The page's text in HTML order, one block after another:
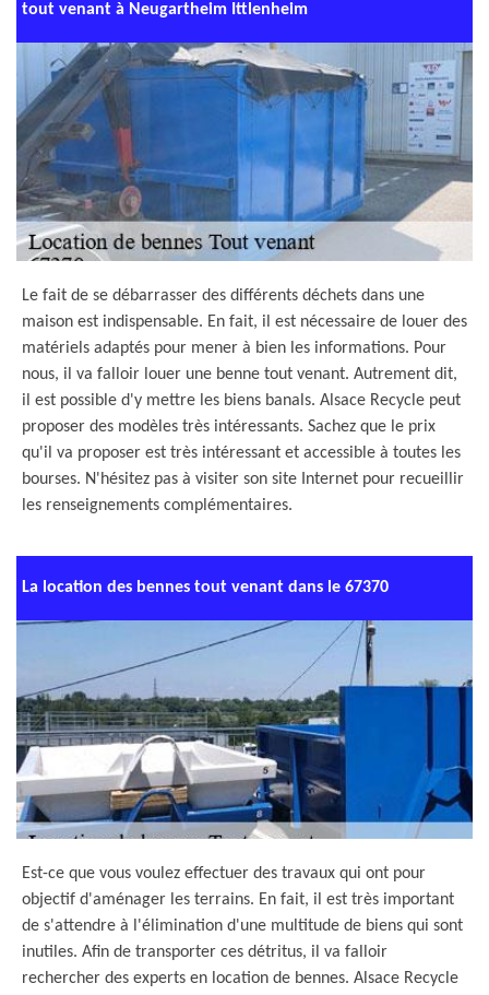
tout venant à Neugartheim Ittlenheim
Le fait de se débarrasser des différents déchets dans une
maison est indispensable. En fait, il est nécessaire de louer des
matériels adaptés pour mener à bien les informations. Pour
nous, il va falloir louer une benne tout venant. Autrement dit,
il est possible d'y mettre les biens banals. Alsace Recycle peut
proposer des modèles très intéressants. Sachez que le prix
qu'il va proposer est très intéressant et accessible à toutes les
bourses. N'hésitez pas à visiter son site Internet pour recueillir
les renseignements complémentaires.
La location des bennes tout venant dans le 67370
Est-ce que vous voulez effectuer des travaux qui ont pour
objectif d'aménager les terrains. En fait, il est très important
de s'attendre à l'élimination d'une multitude de biens qui sont
inutiles. Afin de transporter ces détritus, il va falloir
rechercher des experts en location de bennes. Alsace Recycle